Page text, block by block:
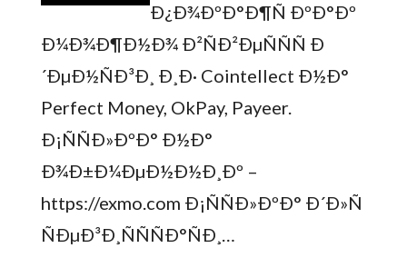
Ð¿Ð¾ÐºÐ°Ð¶Ñ ÐºÐ°Ðº
Ð¼Ð¾Ð¶Ð½Ð¾ Ð²ÑÐ²ÐµÑÑÑ Ð
´ÐµÐ½ÑÐ³Ð¸ Ð¸Ð· Cointellect Ð½Ð°
Perfect Money, OkPay, Payeer.
Ð¡ÑÑÐ»ÐºÐ° Ð½Ð°
Ð¾Ð±Ð¼ÐµÐ½Ð½Ð¸Ðº –
https://exmo.com Ð¡ÑÑÐ»ÐºÐ° Ð´Ð»Ñ
ÑÐµÐ³Ð¸ÑÑÑÐ°ÑÐ¸…